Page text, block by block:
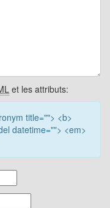
et les attributs:
title=""> <b>
datetime=""> <em>